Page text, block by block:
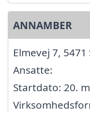
ANNAMBER
Elmevej 7,
Ansatte:
Startdato: 20.